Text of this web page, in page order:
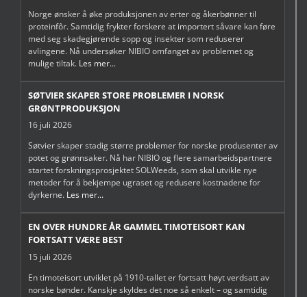
Norge ønsker å øke produksjonen av erter og åkerbønner til
proteinfôr. Samtidig frykter forskere at importert såvare kan føre
med seg skadegjørende sopp og insekter som reduserer
avlingene. Nå undersøker NIBIO omfanget av problemet og
mulige tiltak. Les mer...
SØTVIER SKAPER STORE PROBLEMER I NORSK
GRØNTPRODUKSJON
16 juli 2026
Søtvier skaper stadig større problemer for norske produsenter av
potet og grønnsaker. Nå har NIBIO og flere samarbeidspartnere
startet forskningsprosjektet SOLWeeds, som skal utvikle nye
metoder for å bekjempe ugraset og redusere kostnadene for
dyrkerne. Les mer...
EN OVER HUNDRE ÅR GAMMEL TIMOTEISORT KAN
FORTSATT VÆRE BEST
15 juli 2026
En timoteisort utviklet på 1910-tallet er fortsatt høyt verdsatt av
norske bønder. Kanskje skyldes det noe så enkelt – og samtidig